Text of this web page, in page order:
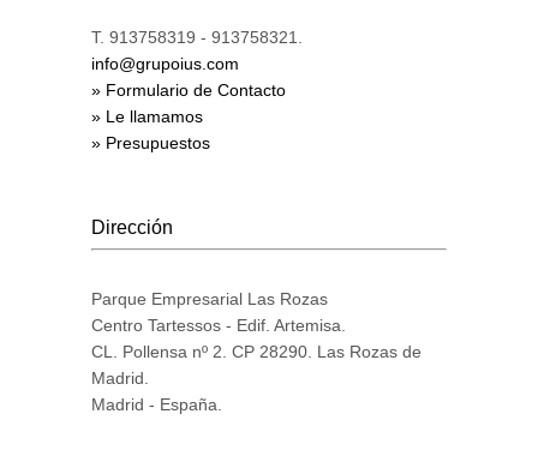
T. 913758319 - 913758321.
info@grupoius.com
» Formulario de Contacto
» Le llamamos
» Presupuestos
Dirección
Parque Empresarial Las Rozas
Centro Tartessos - Edif. Artemisa.
CL. Pollensa nº 2. CP 28290. Las Rozas de
Madrid.
Madrid - España.